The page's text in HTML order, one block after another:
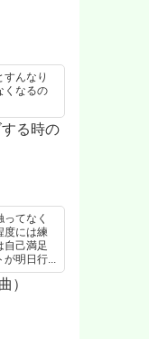
んなり
くなるの
る時の
てなく
度には練
自己満足
が明日行...
）